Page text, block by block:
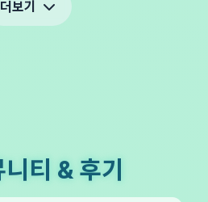
더보기
티 & 후기